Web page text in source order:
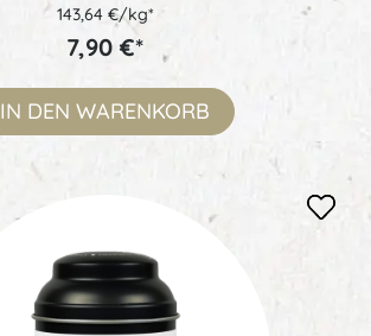
143,64 €/kg*
7,90 €*
IN DEN WARENKORB